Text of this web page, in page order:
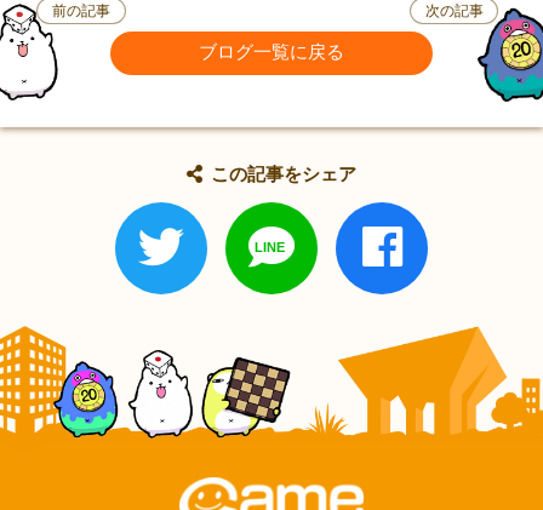
前の記事
ブログ一覧に戻る
次の記事
この記事をシェア